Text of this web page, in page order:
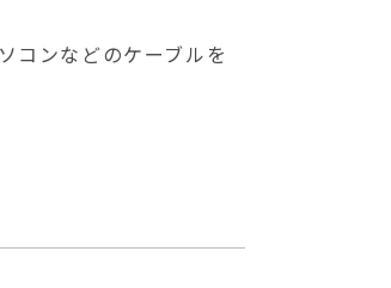
コンなどのケーブルを